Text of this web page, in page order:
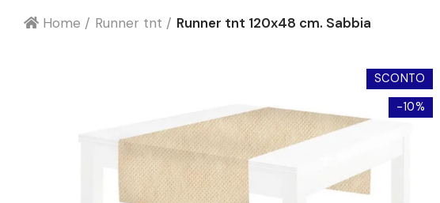
Home Runner tnt Runner tnt 120x48 cm. Sabbia
SCONTO
-10%